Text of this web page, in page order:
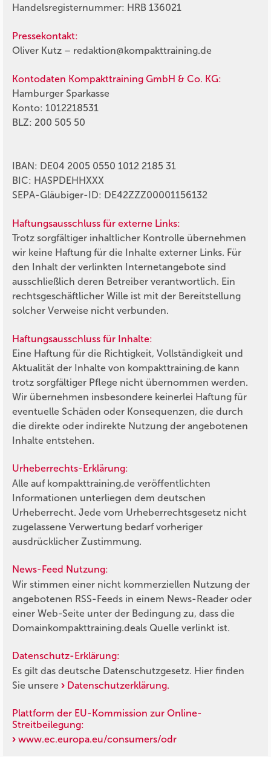
Handelsregisternummer: HRB 136021
Pressekontakt:
Oliver Kutz – redaktion@kompakttraining.de
Kontodaten Kompakttraining GmbH & Co. KG:
Hamburger Sparkasse
Konto: 1012218531
BLZ: 200 505 50
IBAN: DE04 2005 0550 1012 2185 31
BIC: HASPDEHHXXX
SEPA-Gläubiger-ID: DE42ZZZ00001156132
Haftungsausschluss für externe Links:
Trotz sorgfältiger inhaltlicher Kontrolle übernehmen
wir keine Haftung für die Inhalte externer Links. Für
den Inhalt der verlinkten Internetangebote sind
ausschließlich deren Betreiber verantwortlich. Ein
rechtsgeschäftlicher Wille ist mit der Bereitstellung
solcher Verweise nicht verbunden.
Haftungsausschluss für Inhalte:
Eine Haftung für die Richtigkeit, Vollständigkeit und
Aktualität der Inhalte von kompakttraining.de kann
trotz sorgfältiger Pflege nicht übernommen werden.
Wir übernehmen insbesondere keinerlei Haftung für
eventuelle Schäden oder Konsequenzen, die durch
die direkte oder indirekte Nutzung der angebotenen
Inhalte entstehen.
Urheberrechts-Erklärung:
Alle auf kompakttraining.de veröffentlichten
Informationen unterliegen dem deutschen
Urheberrecht. Jede vom Urheberrechtsgesetz nicht
zugelassene Verwertung bedarf vorheriger
ausdrücklicher Zustimmung.
News-Feed Nutzung:
Wir stimmen einer nicht kommerziellen Nutzung der
angebotenen RSS-Feeds in einem News-Reader oder
einer Web-Seite unter der Bedingung zu, dass die
Domainkompakttraining.deals Quelle verlinkt ist.
Datenschutz-Erklärung:
Es gilt das deutsche Datenschutzgesetz. Hier finden
Sie unsere
Datenschutzerklärung.
Plattform der EU-Kommission zur Online-
Streitbeilegung:
www.ec.europa.eu/consumers/odr